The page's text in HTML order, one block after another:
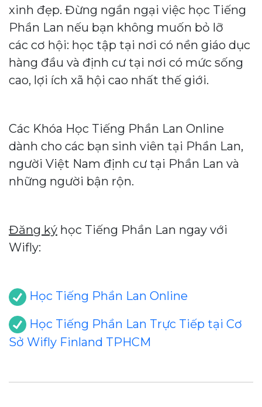
xinh đẹp. Đừng ngần ngại việc học Tiếng
Phần Lan nếu bạn không muốn bỏ lỡ
các cơ hội: học tập tại nơi có nền giáo dục
hàng đầu và định cư tại nơi có mức sống
cao, lợi ích xã hội cao nhất thế giới.
Các Khóa Học Tiếng Phần Lan Online
dành cho các bạn sinh viên tại Phần Lan,
người Việt Nam định cư tại Phần Lan và
những người bận rộn.
Đăng ký học Tiếng Phần Lan ngay với
Wifly:
Học Tiếng Phần Lan Online
Học Tiếng Phần Lan Trực Tiếp tại Cơ
Sở Wifly Finland TPHCM